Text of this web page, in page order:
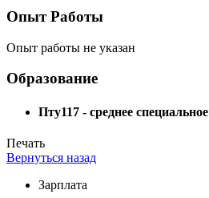
Опыт Работы
Опыт работы не указан
Образование
Пту117 - среднее специальное
Печать
Вернуться назад
Зарплата